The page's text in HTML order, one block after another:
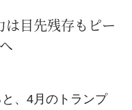
目先残存もピー
、4月のトランプ